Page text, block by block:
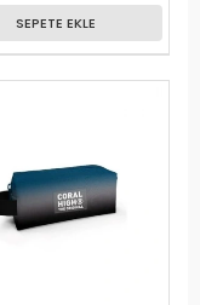
SEPETE EKLE